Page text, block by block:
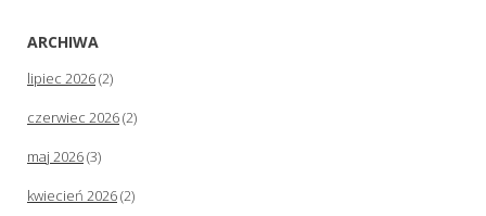
ARCHIWA
lipiec 2026(2)
czerwiec 2026(2)
maj 2026(3)
kwiecień 2026(2)